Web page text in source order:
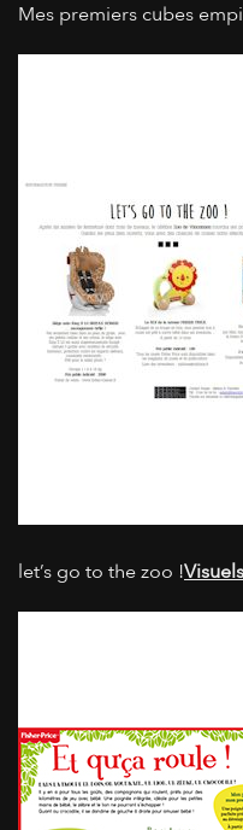
Mes premiers cubes
let’s go to the zoo !